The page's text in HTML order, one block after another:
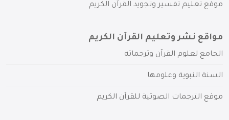
موقع تعليم تفسير وتجويد القرآن الكريم
مواقع نشر وتعليم القرآن الكريم
الجامع لعلوم القرآن وترجماته
السنة النبوية وعلومها
موقع الترجمات الصوتية للقرآن الكريم